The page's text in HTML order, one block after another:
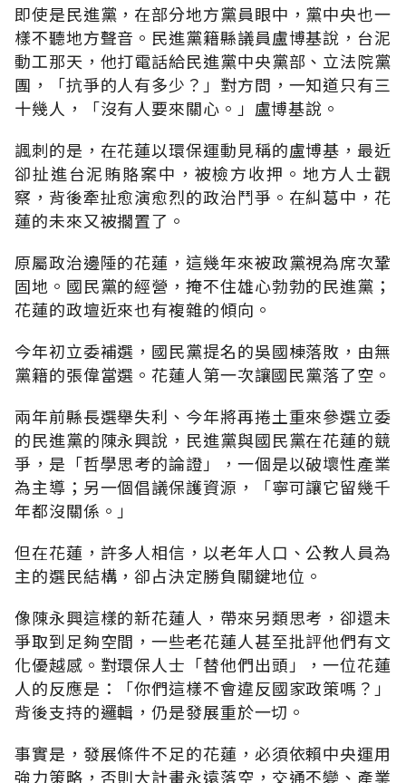
即使是民進黨，在部分地方黨員眼中，黨中央也一
樣不聽地方聲音。民進黨籍縣議員盧博基說，台泥
動工那天，他打電話給民進黨中央黨部、立法院黨
團，「抗爭的人有多少？」對方問，一知道只有三
十幾人，「沒有人要來關心。」盧博基說。
諷刺的是，在花蓮以環保運動見稱的盧博基，最近
卻扯進台泥賄賂案中，被檢方收押。地方人士觀
察，背後牽扯愈演愈烈的政治鬥爭。在糾葛中，花
蓮的未來又被擱置了。
原屬政治邊陲的花蓮，這幾年來被政黨視為席次鞏
固地。國民黨的經營，掩不住雄心勃勃的民進黨；
花蓮的政壇近來也有複雜的傾向。
今年初立委補選，國民黨提名的吳國棟落敗，由無
黨籍的張偉當選。花蓮人第一次讓國民黨落了空。
兩年前縣長選舉失利、今年將再捲土重來參選立委
的民進黨的陳永興說，民進黨與國民黨在花蓮的競
爭，是「哲學思考的論證」，一個是以破壞性產業
為主導；另一個倡議保護資源，「寧可讓它留幾千
年都沒關係。」
但在花蓮，許多人相信，以老年人口、公教人員為
主的選民結構，卻占決定勝負關鍵地位。
像陳永興這樣的新花蓮人，帶來另類思考，卻還未
爭取到足夠空間，一些老花蓮人甚至批評他們有文
化優越感。對環保人士「替他們出頭」，一位花蓮
人的反應是：「你們這樣不會違反國家政策嗎？」
背後支持的邏輯，仍是發展重於一切。
事實是，發展條件不足的花蓮，必須依賴中央運用
強力策略，否則大計畫永遠落空，交通不變、產業